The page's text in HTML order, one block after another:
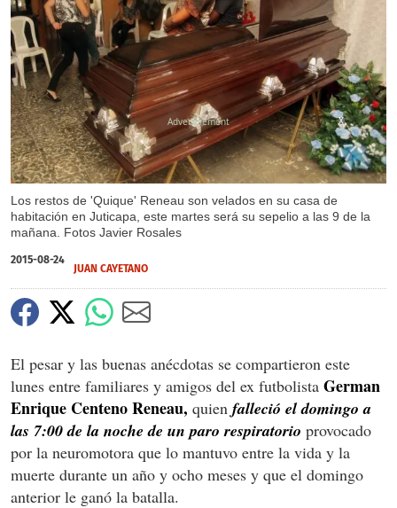
Los restos de 'Quique' Reneau son velados en su casa de
habitación en Juticapa, este martes será su sepelio a las 9 de la
mañana. Fotos Javier Rosales
X
X
2015-08-24
JUAN CAYETANO
El pesar y las buenas anécdotas se compartieron este
lunes entre familiares y amigos del ex futbolista German
Enrique Centeno Reneau, quien falleció el domingo a
las 7:00 de la noche de un paro respiratorio provocado
por la neuromotora que lo mantuvo entre la vida y la
muerte durante un año y ocho meses y que el domingo
anterior le ganó la batalla.